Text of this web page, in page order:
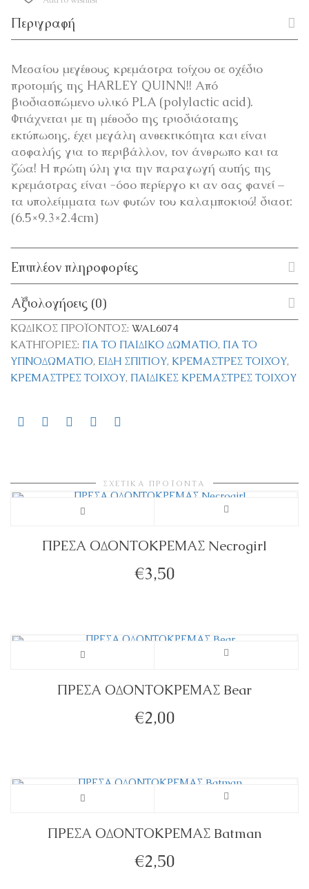
Περιγραφή
Μεσαίου μεγέθους κρεμάστρα τοίχου σε σχέδιο
προτομής της HARLEY QUINN!! Από
βιοδιασπώμενο υλικό PLA (polylactic acid).
Φτιάχνεται με τη μέθοδο της τρισδιάστατης
εκτύπωσης, έχει μεγάλη ανθεκτικότητα και είναι
ασφαλής για το περιβάλλον, τον άνθρωπο και τα
ζώα! Η πρώτη ύλη για την παραγωγή αυτής της
κρεμάστρας είναι -όσο περίεργο κι αν σας φανεί –
τα υπολείμματα των φυτών του καλαμποκιού! διαστ:
(6.5×9.3×2.4cm)
Επιπλέον πληροφορίες
Αξιολογήσεις (0)
ΚΩΔΙΚΌΣ ΠΡΟΪΌΝΤΟΣ: WAL6074
ΚΑΤΗΓΟΡΊΕΣ: ΓΙΑ ΤΟ ΠΑΙΔΙΚΌ ΔΩΜΆΤΙΟ, ΓΙΑ ΤΟ
ΥΠΝΟΔΩΜΆΤΙΟ, ΕΊΔΗ ΣΠΙΤΙΟΎ, ΚΡΕΜΆΣΤΡΕΣ ΤΟΊΧΟΥ,
ΚΡΕΜΆΣΤΡΕΣ ΤΟΊΧΟΥ, ΠΑΙΔΙΚΈΣ ΚΡΕΜΆΣΤΡΕΣ ΤΟΊΧΟΥ
ΣΧΕΤΙΚΆ ΠΡΟΪΌΝΤΑ
ΠΡΕΣΑ ΟΔΟΝΤΟΚΡΕΜΑΣ Necrogirl
€3,50
ΠΡΕΣΑ ΟΔΟΝΤΟΚΡΕΜΑΣ Bear
€2,00
ΠΡΕΣΑ ΟΔΟΝΤΟΚΡΕΜΑΣ Batman
€2,50